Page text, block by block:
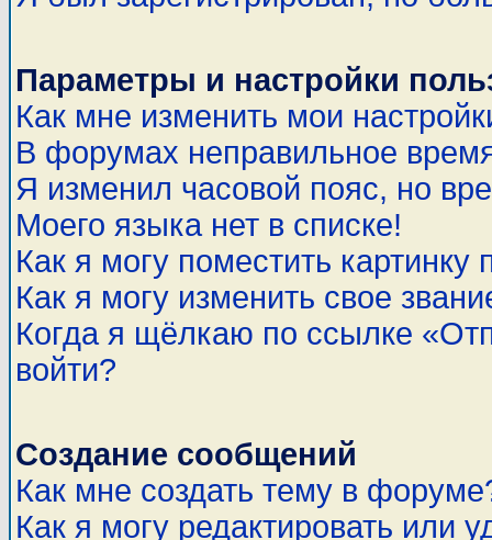
Параметры и настройки
Как мне изменить мои
В форумах неправильное
Я изменил часовой пояс, но
Моего языка нет в списке!
Как я могу поместить
Как я могу изменить свое
Когда я щёлкаю по ссылке
войти?
Создание сообщений
Как мне создать тему в
Как я могу редактировать или